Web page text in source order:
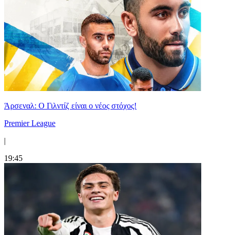
Άρσεναλ: Ο Γιλντίζ είναι ο νέος στόχος!
Premier League
|
19:45